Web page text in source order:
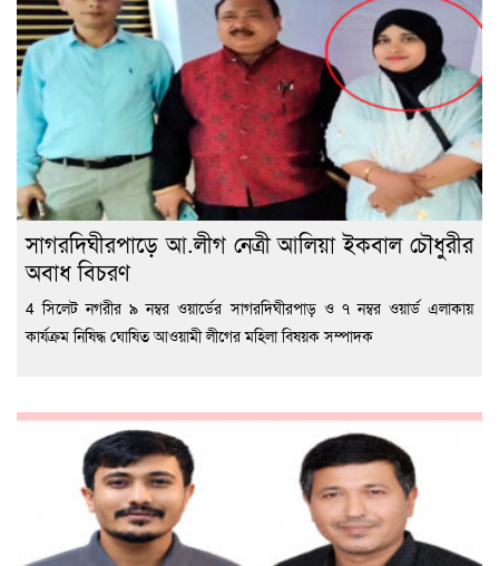
সাগরদিঘীরপাড়ে আ.লীগ নেত্রী আলিয়া ইকবাল চৌধুরীর
অবাধ বিচরণ
4 সিলেট নগরীর ৯ নম্বর ওয়ার্ডের সাগরদিঘীরপাড় ও ৭ নম্বর ওয়ার্ড এলাকায়
কার্যক্রম নিষিদ্ধ ঘোষিত আওয়ামী লীগের মহিলা বিষয়ক সম্পাদক